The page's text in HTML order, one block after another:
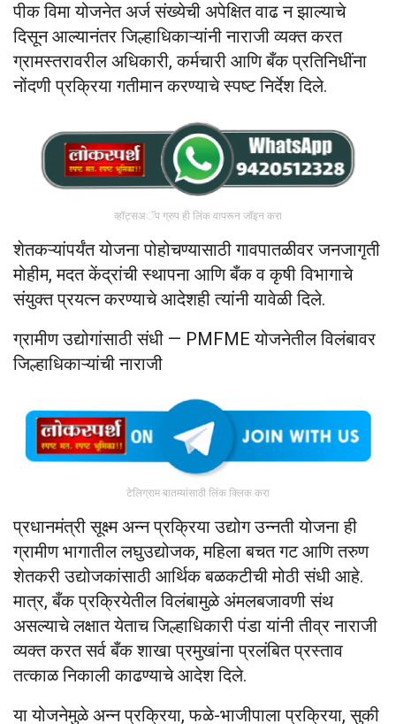
पीक विमा योजनेत अर्ज संख्येची अपेक्षित वाढ न झाल्याचे
दिसून आल्यानंतर जिल्हाधिकाऱ्यांनी नाराजी व्यक्त करत
ग्रामस्तरावरील अधिकारी, कर्मचारी आणि बँक प्रतिनिधींना
नोंदणी प्रक्रिया गतीमान करण्याचे स्पष्ट निर्देश दिले.
व्हॉट्सअॅप ग्रुप ही लिंक वापरून जॉइन करा
शेतकऱ्यांपर्यंत योजना पोहोचण्यासाठी गावपातळीवर जनजागृती
मोहीम, मदत केंद्रांची स्थापना आणि बँक व कृषी विभागाचे
संयुक्त प्रयत्न करण्याचे आदेशही त्यांनी यावेळी दिले.
ग्रामीण उद्योगांसाठी संधी — PMFME योजनेतील विलंबावर
जिल्हाधिकाऱ्यांची नाराजी
टेलिग्राम बातम्यांसाठी लिंक क्लिक करा
प्रधानमंत्री सूक्ष्म अन्न प्रक्रिया उद्योग उन्नती योजना ही
ग्रामीण भागातील लघुउद्योजक, महिला बचत गट आणि तरुण
शेतकरी उद्योजकांसाठी आर्थिक बळकटीची मोठी संधी आहे.
मात्र, बँक प्रक्रियेतील विलंबामुळे अंमलबजावणी संथ
असल्याचे लक्षात येताच जिल्हाधिकारी पंडा यांनी तीव्र नाराजी
व्यक्त करत सर्व बँक शाखा प्रमुखांना प्रलंबित प्रस्ताव
तत्काळ निकाली काढण्याचे आदेश दिले.
या योजनेमुळे अन्न प्रक्रिया, फळे-भाजीपाला प्रक्रिया, सुकी